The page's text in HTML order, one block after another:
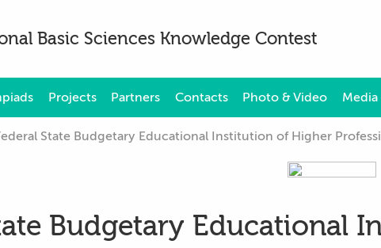
Basic Sciences Knowledge Contest
Projects Partners Contacts Photo & Video
State Budgetary Educational Institution of Higher
Budgetary Educational